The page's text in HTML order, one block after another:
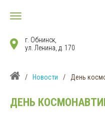
г. Обнинск,
ул. Ленина, д. 170
/ Новости / День
ДЕНЬ